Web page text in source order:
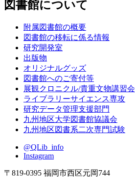
図書館について
附属図書館の概要
図書館の移転に係る情報
研究開発室
出版物
オリジナルグッズ
図書館へのご寄付等
展観クロニクル/貴重文物講習会
ライブラリーサイエンス専攻
研究データ管理支援部門
九州地区大学図書館協議会
九州地区図書系二次専門試験
@QLib_info
Instagram
〒819-0395 福岡市西区元岡744